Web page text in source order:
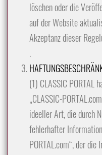
löschen oder die
auf der Website
Akzeptanz dieser
.
(1) CLASSIC
„CLASSIC-
ideeller Art, die durch
fehlerhafter
PORTAL.com“, der